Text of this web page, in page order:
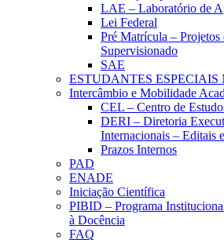
LAE – Laboratório de
Lei Federal
Pré Matrícula – Projetos
Supervisionado
SAE
ESTUDANTES
Intercâmbio e Mobilidade
CEL – Centro de
DERI – Diretoria
Internacionais – Editais
Prazos Internos
PAD
ENADE
Iniciação Científica
PIBID – Programa
à Docência
FAQ